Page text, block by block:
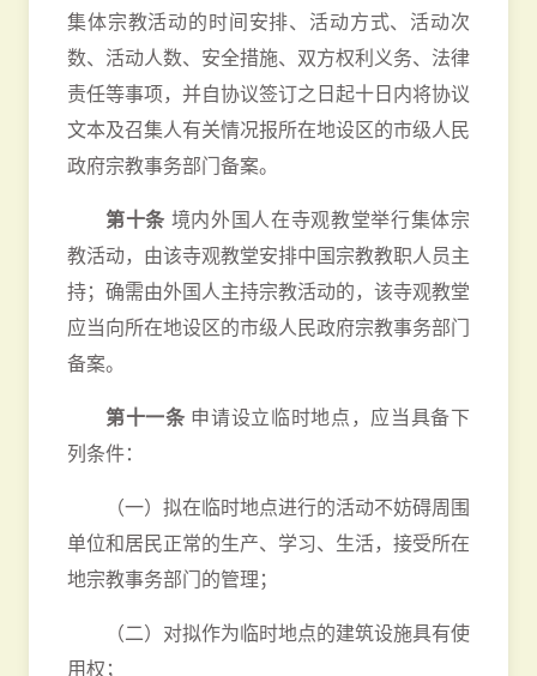
集体宗教活动的时间安排、活动方式、活动次
数、活动人数、安全措施、双方权利义务、法律
责任等事项，并自协议签订之日起十日内将协议
文本及召集人有关情况报所在地设区的市级人民
政府宗教事务部门备案。
第十条 境内外国人在寺观教堂举行集体宗
教活动，由该寺观教堂安排中国宗教教职人员主
持；确需由外国人主持宗教活动的，该寺观教堂
应当向所在地设区的市级人民政府宗教事务部门
备案。
第十一条 申请设立临时地点，应当具备下
列条件：
（一）拟在临时地点进行的活动不妨碍周围
单位和居民正常的生产、学习、生活，接受所在
地宗教事务部门的管理；
（二）对拟作为临时地点的建筑设施具有使
用权；